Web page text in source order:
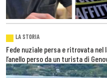
LA STORIA
Fede nuziale persa e ritrovata
l’anello perso da un turista di